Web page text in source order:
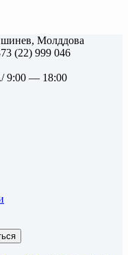
Молддова
(22) 999 046
9:00 — 18:00